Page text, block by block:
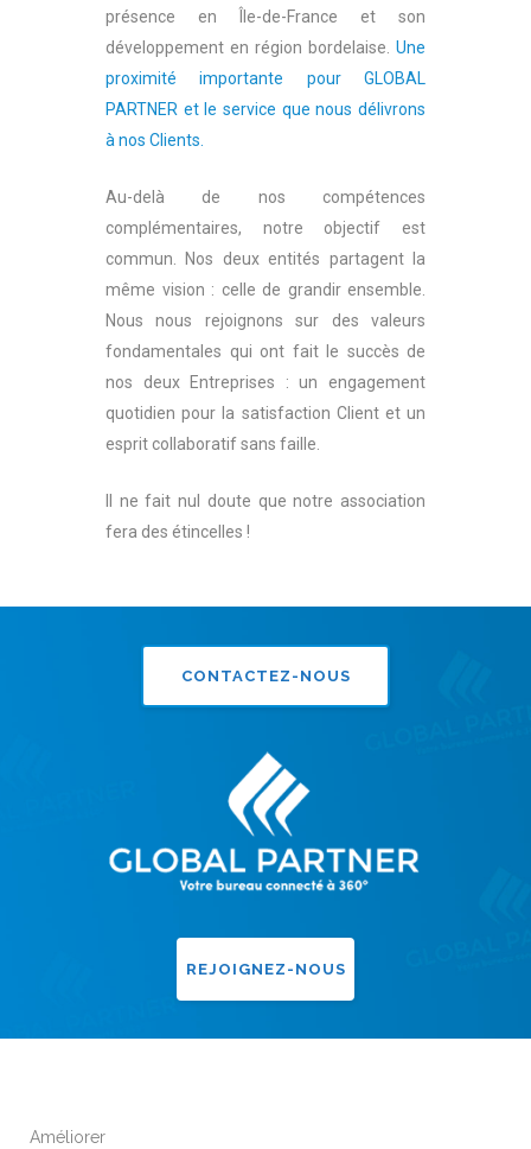
présence en Île-de-France et son
développement en région bordelaise. Une
proximité importante pour GLOBAL
PARTNER et le service que nous délivrons
à nos Clients.
Au-delà de nos compétences
complémentaires, notre objectif est
commun. Nos deux entités partagent la
même vision : celle de grandir ensemble.
Nous nous rejoignons sur des valeurs
fondamentales qui ont fait le succès de
nos deux Entreprises : un engagement
quotidien pour la satisfaction Client et un
esprit collaboratif sans faille.
Il ne fait nul doute que notre association
fera des étincelles !
CONTACTEZ-NOUS
REJOIGNEZ-NOUS
Améliorer